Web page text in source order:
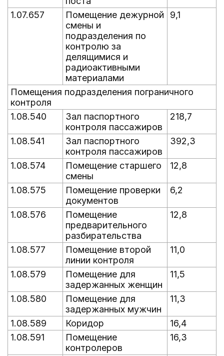
1.07.657
Помещение дежурной
смены и
подразделения по
контролю за
делящимися и
радиоактивными
материалами
9,1
Помещения подразделения пограничного
контроля
1.08.540
Зал паспортного
контроля пассажиров
218,7
1.08.541
Зал паспортного
контроля пассажиров
392,3
1.08.574
Помещение старшего
смены
12,8
1.08.575
Помещение проверки
документов
6,2
1.08.576
Помещение
предварительного
разбирательства
12,8
1.08.577
Помещение второй
линии контроля
11,0
1.08.579
Помещение для
задержанных женщин
11,5
1.08.580
Помещение для
задержанных мужчин
11,3
1.08.589 Коридор
16,4
1.08.591
Помещение
контролеров
16,3